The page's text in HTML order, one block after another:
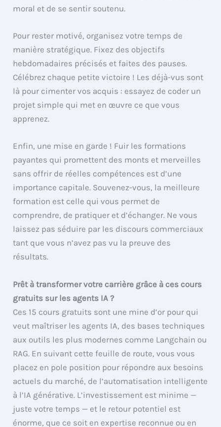
moral et de se sentir soutenu.
Pour rester motivé, organisez votre temps de
manière stratégique. Fixez des objectifs
hebdomadaires précisés et faites des pauses.
Célébrez chaque petite victoire ! Les déjà-vus sont
là pour cimenter vos acquis : essayez de coder un
projet simple qui met en œuvre ce que vous
apprenez.
Enfin, une mise en garde ! Fuir les formations
payantes qui promettent des monts et merveilles
sans offrir de réelles compétences est d’une
importance capitale. Souvenez-vous, la meilleure
formation est celle qui vous permet de
comprendre, de pratiquer et d’échanger. Ne vous
laissez pas séduire par les discours commerciaux
tant que vous n’avez pas vu la preuve des
résultats.
Prêt à transformer votre carrière grâce à ces cours
gratuits sur les agents IA ?
Ces 15 cours gratuits sont une mine d’or pour qui
veut maîtriser les agents IA, des bases techniques
aux outils les plus modernes comme Langchain ou
RAG. En suivant cette feuille de route, vous vous
placez en pole position pour répondre aux besoins
actuels du marché, de l’automatisation intelligente
à l’IA générative. L’investissement est minime —
juste votre temps — et le retour potentiel est
énorme, que ce soit en expertise reconnue ou en